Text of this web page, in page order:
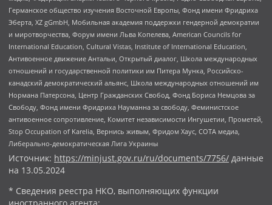
Германское общество изучения Восточной Европы, Фонд имени Фридриха
Эберта, XZ gGmbH, Мобильная академия поддержки гендерной демократии
и миротворчества, Форум имени Льва Копелева, American Councils for
International Education, Cultural Vistas, Institute of International Education,
Антивоенное движение Антальи, Открытый диалог, Школа международных
отношений и государственной политики им Питера Мунка, Российско-
канадский демократический альянс, Школа международных отношений им
Нормана Патерсона, Центр Гражданских Свобод, Фонд Бориса Немцова за
Свободу, Фонд имени Фридриха Науманна за свободу, Феминистское
антивоенное сопротивление, Комитет независимости Ингушетии, Прометей,
Stop Occupation of Karelia, Вернись живым, Фридом Хаус, СОТА медиа,
Либерально-демократическая Лига Украины
Источник: https://minjust.gov.ru/ru/documents/7756/ данные
на 13.05.2024
* Сведения реестра НКО, выполняющих функции